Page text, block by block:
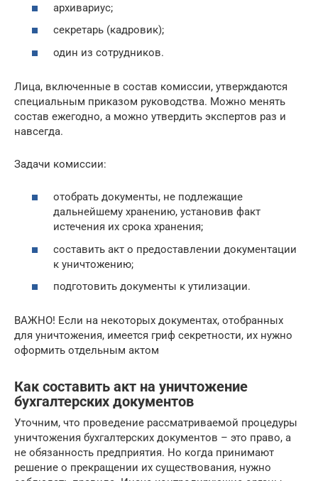
архивариус;
секретарь (кадровик);
один из сотрудников.
Лица, включенные в состав комиссии, утверждаются
специальным приказом руководства. Можно менять
состав ежегодно, а можно утвердить экспертов раз и
навсегда.
Задачи комиссии:
отобрать документы, не подлежащие
дальнейшему хранению, установив факт
истечения их срока хранения;
составить акт о предоставлении документации
к уничтожению;
подготовить документы к утилизации.
ВАЖНО! Если на некоторых документах, отобранных
для уничтожения, имеется гриф секретности, их нужно
оформить отдельным актом
Как составить акт на уничтожение
бухгалтерских документов
Уточним, что проведение рассматриваемой процедуры
уничтожения бухгалтерских документов – это право, а
не обязанность предприятия. Но когда принимают
решение о прекращении их существования, нужно